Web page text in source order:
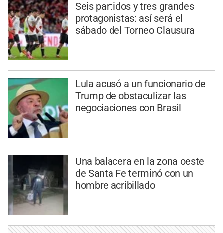
Seis partidos y tres grandes
protagonistas: así será el
sábado del Torneo Clausura
Lula acusó a un funcionario de
Trump de obstaculizar las
negociaciones con Brasil
Una balacera en la zona oeste
de Santa Fe terminó con un
hombre acribillado